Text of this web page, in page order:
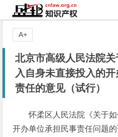
北京市高级人民法院
入自身未直接投入的
责任的意见（试行）
怀柔区人民法院《关于
开办单位承担民事责任问题
A+